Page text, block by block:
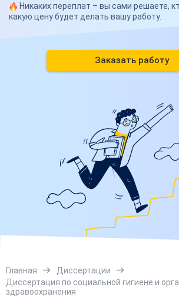
Никаких переплат – вы сами решаете,
какую цену будет делать вашу работу.
Заказать работу
Главная
Диссертации
Диссертация по социальной гигиене и
здравоохранения